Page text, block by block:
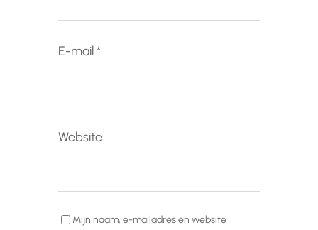
E-mail*
Website
Mijn naam, e-mailadres en website